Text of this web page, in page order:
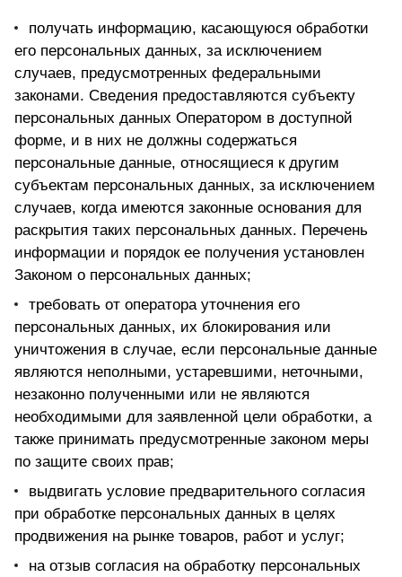
получать информацию, касающуюся обработки
его персональных данных, за исключением
случаев, предусмотренных федеральными
законами. Сведения предоставляются субъекту
персональных данных Оператором в доступной
форме, и в них не должны содержаться
персональные данные, относящиеся к другим
субъектам персональных данных, за исключением
случаев, когда имеются законные основания для
раскрытия таких персональных данных. Перечень
информации и порядок ее получения установлен
Законом о персональных данных;
требовать от оператора уточнения его
персональных данных, их блокирования или
уничтожения в случае, если персональные данные
являются неполными, устаревшими, неточными,
незаконно полученными или не являются
необходимыми для заявленной цели обработки, а
также принимать предусмотренные законом меры
по защите своих прав;
выдвигать условие предварительного согласия
при обработке персональных данных в целях
продвижения на рынке товаров, работ и услуг;
на отзыв согласия на обработку персональных